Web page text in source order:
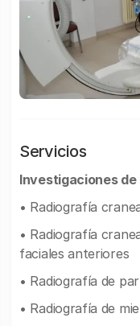
Servicios
Investigaciones de
• Radiografía
• Radiografía
faciales anteriores
• Radiografía de
• Radiografía de